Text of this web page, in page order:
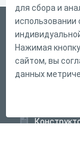
Русский
Справка
Форма
для сбора и
использовании
Нажимая
сайтом, вы
данных